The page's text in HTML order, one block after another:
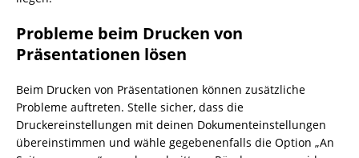
Probleme beim Drucken von
Präsentationen lösen
Beim Drucken von Präsentationen können zusätzliche
Probleme auftreten. Stelle sicher, dass die
Druckereinstellungen mit deinen Dokumenteinstellungen
übereinstimmen und wähle gegebenenfalls die Option „An